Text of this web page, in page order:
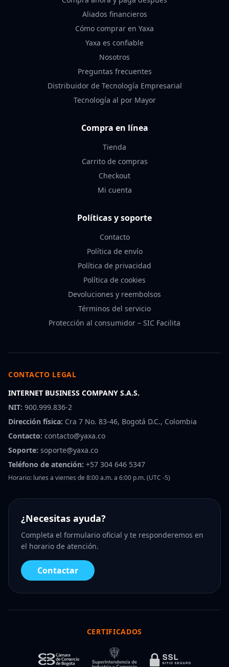
Aliados financieros
Cómo comprar en Yaxa
Yaxa es confiable
Nosotros
Preguntas frecuentes
Distribuidor de Tecnología Empresarial
Tecnología al por Mayor
Compra en línea
Tienda
Carrito de compras
Checkout
Mi cuenta
Políticas y soporte
Contacto
Política de envío
Política de privacidad
Política de cookies
Devoluciones y reembolsos
Términos del servicio
Protección al consumidor – SIC Facilita
CONTACTO LEGAL
INTERNET BUSINESS COMPANY S.A.S.
NIT: 900.999.836-2
Dirección física: Cra 7 No. 83-46, Bogotá D.C., Colombia
Contacto: contacto@yaxa.co
Soporte: soporte@yaxa.co
Teléfono de atención: +57 304 646 5347
Horario: lunes a viernes de 8:00 a.m. a 6:00 p.m. (UTC -5)
¿Necesitas ayuda?
Completa el formulario oficial y te responderemos en
el horario de atención.
Contactar
CERTIFICADOS